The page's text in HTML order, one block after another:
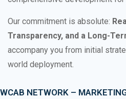
Our commitment is absolute:
Transparency, and a Long-
accompany you from initial
world deployment.
WCAB NETWORK –